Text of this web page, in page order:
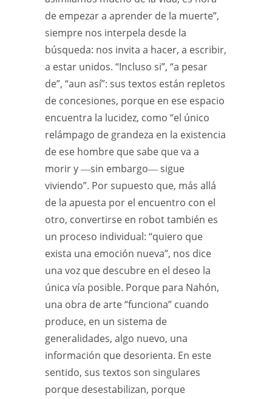
de empezar a aprender de la muerte”,
siempre nos interpela desde la
búsqueda: nos invita a hacer, a escribir,
a estar unidos. “Incluso si”, “a pesar
de”, “aun así”: sus textos están repletos
de concesiones, porque en ese espacio
encuentra la lucidez, como “el único
relámpago de grandeza en la existencia
de ese hombre que sabe que va a
morir y ―sin embargo― sigue
viviendo”. Por supuesto que, más allá
de la apuesta por el encuentro con el
otro, convertirse en robot también es
un proceso individual: “quiero que
exista una emoción nueva”, nos dice
una voz que descubre en el deseo la
única vía posible. Porque para Nahón,
una obra de arte “funciona” cuando
produce, en un sistema de
generalidades, algo nuevo, una
información que desorienta. En este
sentido, sus textos son singulares
porque desestabilizan, porque